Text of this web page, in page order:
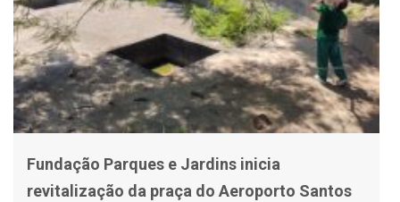
Fundação Parques e Jardins inicia
revitalização da praça do Aeroporto Santos